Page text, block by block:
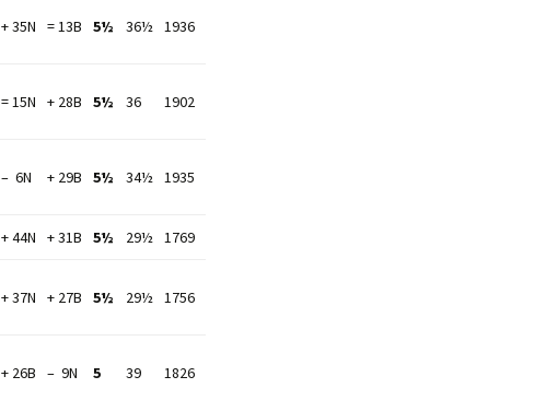
+ 35N = 13B 5½ 36½ 1936
= 15N + 28B 5½ 36 1902
– 6N + 29B 5½ 34½ 1935
+ 44N + 31B 5½ 29½ 1769
+ 37N + 27B 5½ 29½ 1756
+ 26B – 9N 5 39 1826